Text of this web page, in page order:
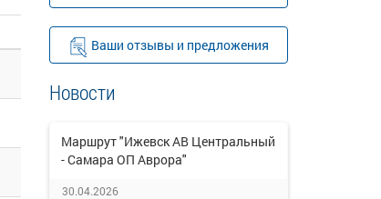
Ваши отзывы и предложения
Новости
Маршрут "Ижевск АВ Центральный
- Самара ОП Аврора"
30.04.2026